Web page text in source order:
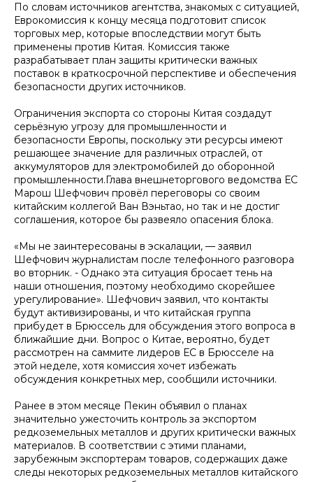
По словам источников агентства, знакомых с ситуацией,
Еврокомиссия к концу месяца подготовит список
торговых мер, которые впоследствии могут быть
применены против Китая. Комиссия также
разрабатывает план защиты критически важных
поставок в краткосрочной перспективе и обеспечения
безопасности других источников.
Ограничения экспорта со стороны Китая создадут
серьёзную угрозу для промышленности и
безопасности Европы, поскольку эти ресурсы имеют
решающее значение для различных отраслей, от
аккумуляторов для электромобилей до оборонной
промышленности.Глава внешнеторгового ведомства ЕС
Марош Шефчович провёл переговоры со своим
китайским коллегой Ван Вэньтао, но так и не достиг
соглашения, которое бы развеяло опасения блока.
«Мы не заинтересованы в эскалации, — заявил
Шефчович журналистам после телефонного разговора
во вторник. - Однако эта ситуация бросает тень на
наши отношения, поэтому необходимо скорейшее
урегулирование». Шефчович заявил, что контакты
будут активизированы, и что китайская группа
прибудет в Брюссель для обсуждения этого вопроса в
ближайшие дни. Вопрос о Китае, вероятно, будет
рассмотрен на саммите лидеров ЕС в Брюсселе на
этой неделе, хотя комиссия хочет избежать
обсуждения конкретных мер, сообщили источники.
Ранее в этом месяце Пекин объявил о планах
значительно ужесточить контроль за экспортом
редкоземельных металлов и других критически важных
материалов. В соответствии с этими планами,
зарубежным экспортерам товаров, содержащих даже
следы некоторых редкоземельных металлов китайского